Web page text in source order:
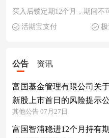
买入后锁定期12个月，期间不
活期宝支付
公告 资讯
富国基金管理有限公司关
新股上市首日的风险提示
其他公告 07月27日
富国智浦稳进12个月持有